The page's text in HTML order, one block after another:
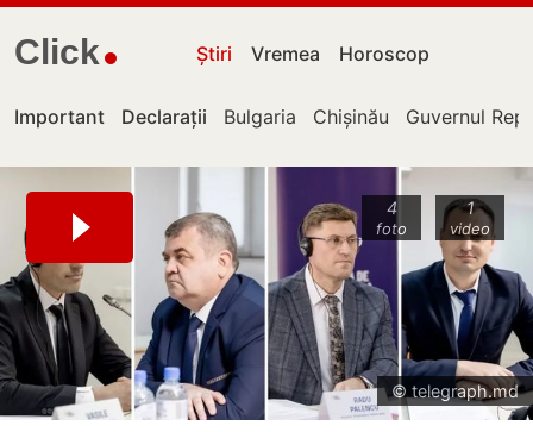
Click Știri Vremea Horoscop
Important Declarații Bulgaria Chișinău Guvernul
4
foto
1
video
© telegraph.md